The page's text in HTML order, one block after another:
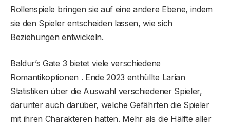
Rollenspiele bringen sie auf eine andere Ebene, indem
sie den Spieler entscheiden lassen, wie sich
Beziehungen entwickeln.
Baldur’s Gate 3 bietet viele verschiedene
Romantikoptionen . Ende 2023 enthüllte Larian
Statistiken über die Auswahl verschiedener Spieler,
darunter auch darüber, welche Gefährten die Spieler
mit ihren Charakteren hatten. Mehr als die Hälfte aller